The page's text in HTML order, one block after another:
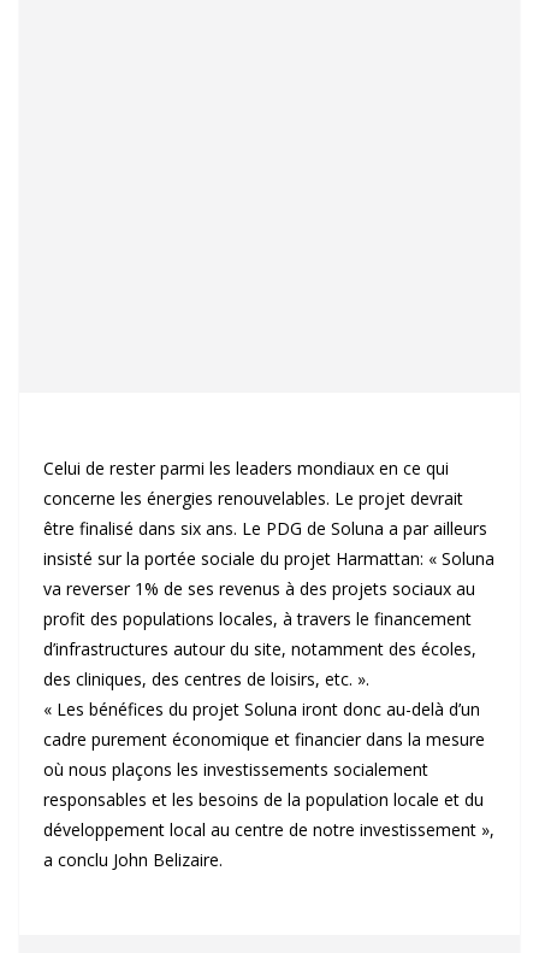
Celui de rester parmi les leaders mondiaux en ce qui
concerne les énergies renouvelables. Le projet devrait
être finalisé dans six ans. Le PDG de Soluna a par ailleurs
insisté sur la portée sociale du projet Harmattan: « Soluna
va reverser 1% de ses revenus à des projets sociaux au
profit des populations locales, à travers le financement
d’infrastructures autour du site, notamment des écoles,
des cliniques, des centres de loisirs, etc. ».
« Les bénéfices du projet Soluna iront donc au-delà d’un
cadre purement économique et financier dans la mesure
où nous plaçons les investissements socialement
responsables et les besoins de la population locale et du
développement local au centre de notre investissement »,
a conclu John Belizaire.